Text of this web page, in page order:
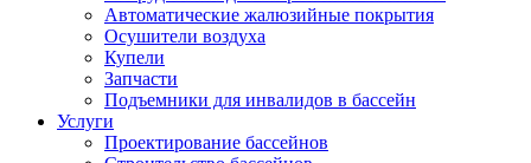
Автоматические жалюзийные покрытия
Осушители воздуха
Купели
Запчасти
Подъемники для инвалидов в бассейн
Услуги
Проектирование бассейнов